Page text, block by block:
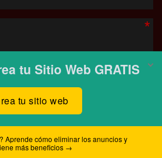
los derechos reservados